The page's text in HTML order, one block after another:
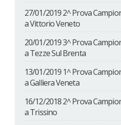
27/01/2019 2^ Prova
a Vittorio Veneto
20/01/2019 3^ Prova
a Tezze Sul Brenta
13/01/2019 1^ Prova
a Galliera Veneta
16/12/2018 2^ Prova
a Trissino